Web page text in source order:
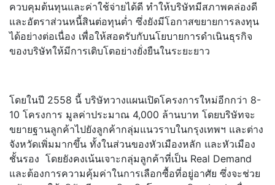
ควบคุมต้นทุนและค่าใช้จ่ายได้ดี ทำให้บริษัทมีสภาพคล่องดี
และอัตราส่วนหนี้สินต่อทุนต่ำ ซึ่งยังมีโอกาสขยายการลงทุน
ได้อย่างต่อเนื่อง เพื่อให้สอดรับกับนโยบายการดำเนินธุรกิจ
ของบริษัทให้มีการเติบโตอย่างยั่งยืนในระยะยาว
โดยในปี 2558 นี้ บริษัทวางแผนเปิดโครงการใหม่อีกกว่า 8-
10 โครงการ มูลค่าประมาณ 4,000 ล้านบาท โดยบริษัทจะ
ขยายฐานลูกค้าไปยังลูกค้ากลุ่มแนวราบในกรุงเทพฯ และต่าง
จังหวัดเพิ่มมากขึ้น ทั้งในส่วนของหัวเมืองหลัก และหัวเมือง
ชั้นรอง โดยยังคงเน้นเจาะกลุ่มลูกค้าที่เป็น Real Demand
และต้องการความคุ้มค่าในการเลือกซื้อที่อยู่อาศัย ซึ่งจะช่วย